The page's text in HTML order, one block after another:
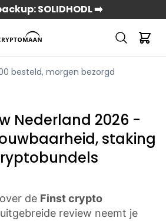
SOLIDHODL ➡️
besteld, morgen bezorgd
Nederland 2026 -
staking
de Finst crypto
review neemt je